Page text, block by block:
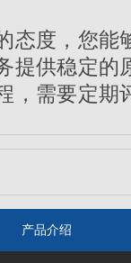
态度，您能
提供稳定
，需要定期
产品介绍